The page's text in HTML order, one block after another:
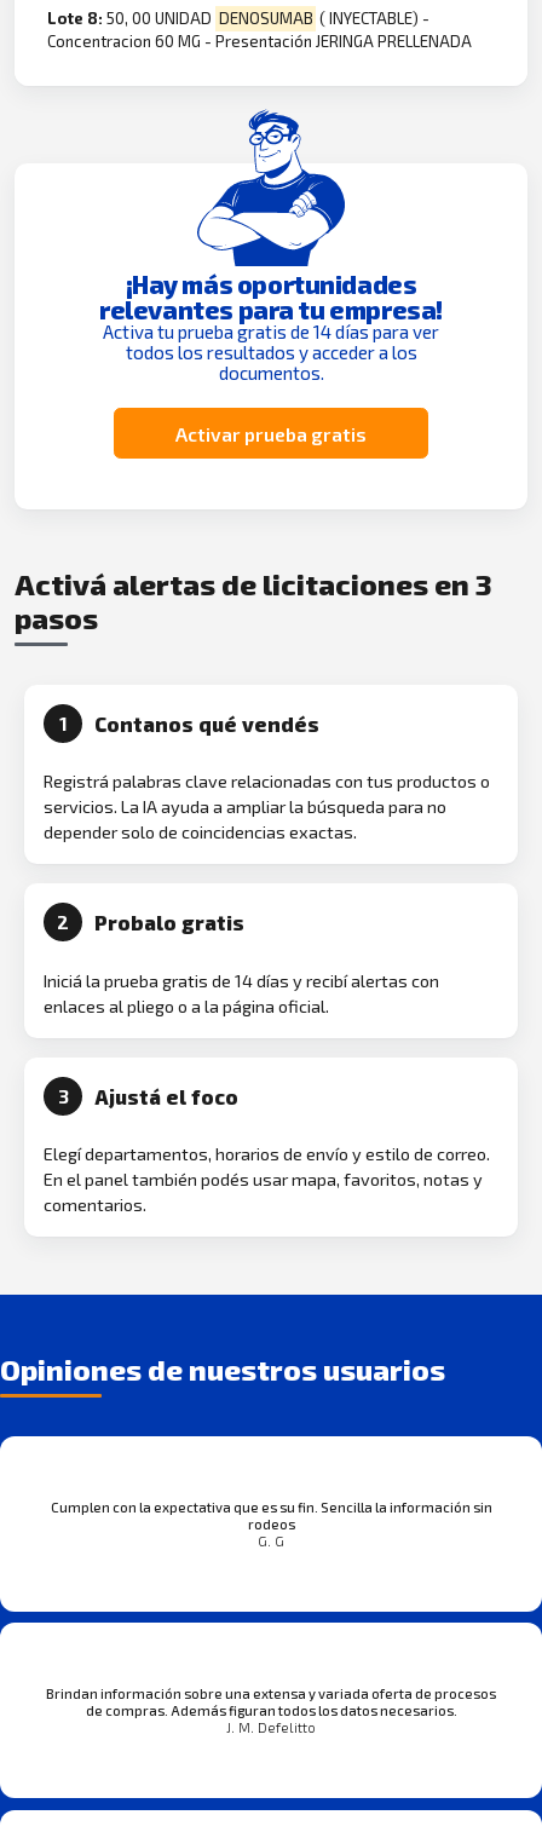
Lote 8:50, 00 UNIDAD DENOSUMAB ( INYECTABLE) -
Concentracion 60 MG - Presentación JERINGA PRELLENADA
¡Hay más oportunidades
relevantes para tu empresa!
Activa tu prueba gratis de 14 días para ver
todos los resultados y acceder a los
documentos.
Activar prueba gratis
Activá alertas de licitaciones en 3
pasos
1 Contanos qué vendés
Registrá palabras clave relacionadas con tus productos o
servicios. La IA ayuda a ampliar la búsqueda para no
depender solo de coincidencias exactas.
2 Probalo gratis
Iniciá la prueba gratis de 14 días y recibí alertas con
enlaces al pliego o a la página oficial.
3 Ajustá el foco
Elegí departamentos, horarios de envío y estilo de correo.
En el panel también podés usar mapa, favoritos, notas y
comentarios.
Opiniones de nuestros usuarios
Cumplen con la expectativa que es su fin. Sencilla la información sin
rodeos
G. G
Brindan información sobre una extensa y variada oferta de procesos
de compras. Además figuran todos los datos necesarios.
J. M. Defelitto